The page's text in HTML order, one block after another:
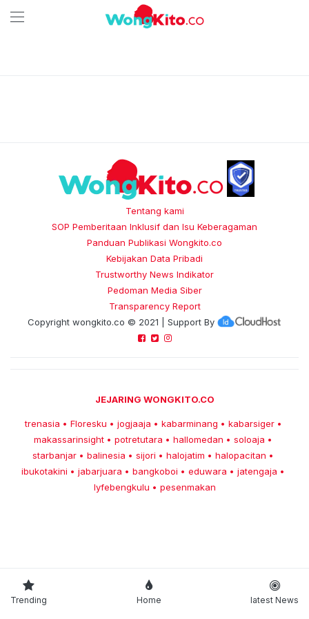
Tentang kami
SOP Pemberitaan Inklusif dan Isu Keberagaman
Panduan Publikasi Wongkito.co
Kebijakan Data Pribadi
Trustworthy News Indikator
Pedoman Media Siber
Transparency Report
Copyright wongkito.co © 2021 | Support By
JEJARING WONGKITO.CO
trenasia • Floresku • jogjaaja • kabarminang • kabarsiger •
makassarinsight • potretutara • hallomedan • soloaja •
starbanjar • balinesia • sijori • halojatim • halopacitan •
ibukotakini • jabarjuara • bangkoboi • eduwara • jatengaja •
lyfebengkulu • pesenmakan
Trending Home latest News